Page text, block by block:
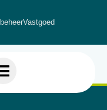
Vastgoed